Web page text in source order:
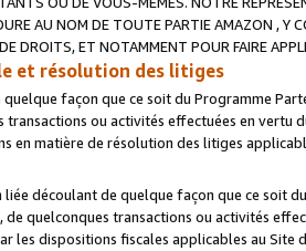
AU NOM DE TOUTE PARTIE AMAZON , Y
DROITS, ET NOTAMMENT POUR FAIRE
et résolution des litiges
façon que ce soit du Programme
transactions ou activités effectuées en vertu
en matière de résolution des litiges
découlant de quelque façon que ce soit
de quelconques transactions ou activités
les dispositions fiscales applicables au Site